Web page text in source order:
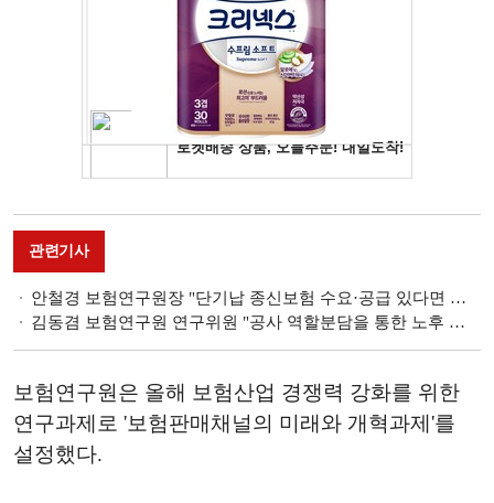
관련기사
안철경 보험연구원장 "단기납 종신보험 수요·공급 있다면 리스크 관리 전제로 시장서 이뤄져야"
김동겸 보험연구원 연구위원 "공사 역할분담을 통한 노후 소득 보장 강화해야"
보험연구원은 올해 보험산업 경쟁력 강화를 위한
연구과제로 '보험판매채널의 미래와 개혁과제'를
설정했다.